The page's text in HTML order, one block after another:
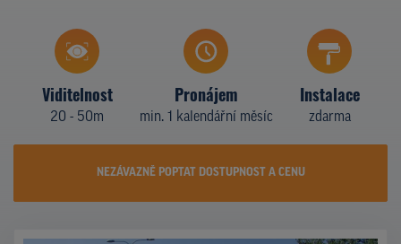
TYPY NOSIČŮ
Z PRAXE
PROMO AKCE
Viditelnost
20 - 50m
Pronájem
min. 1 kalendářní měsíc
Instalace
zdarma
NEZÁVAZNĚ POPTAT DOSTUPNOST A CENU